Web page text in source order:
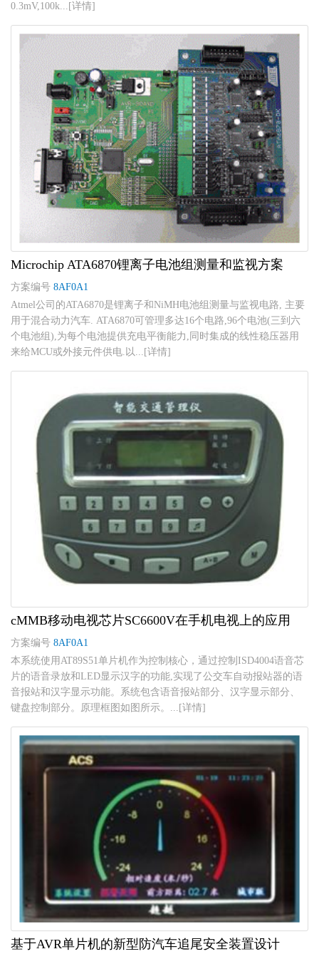
0.3mV,100k...[详情]
Microchip ATA6870锂离子电池组测量和监视方案
方案编号 8AF0A1
Atmel公司的ATA6870是锂离子和NiMH电池组测量与监视电路, 主要
用于混合动力汽车. ATA6870可管理多达16个电路,96个电池(三到六
个电池组),为每个电池提供充电平衡能力,同时集成的线性稳压器用
来给MCU或外接元件供电.以...[详情]
cMMB移动电视芯片SC6600V在手机电视上的应用
方案编号 8AF0A1
本系统使用AT89S51单片机作为控制核心，通过控制ISD4004语音芯
片的语音录放和LED显示汉字的功能,实现了公交车自动报站器的语
音报站和汉字显示功能。系统包含语音报站部分、汉字显示部分、
键盘控制部分。原理框图如图所示。...[详情]
基于AVR单片机的新型防汽车追尾安全装置设计